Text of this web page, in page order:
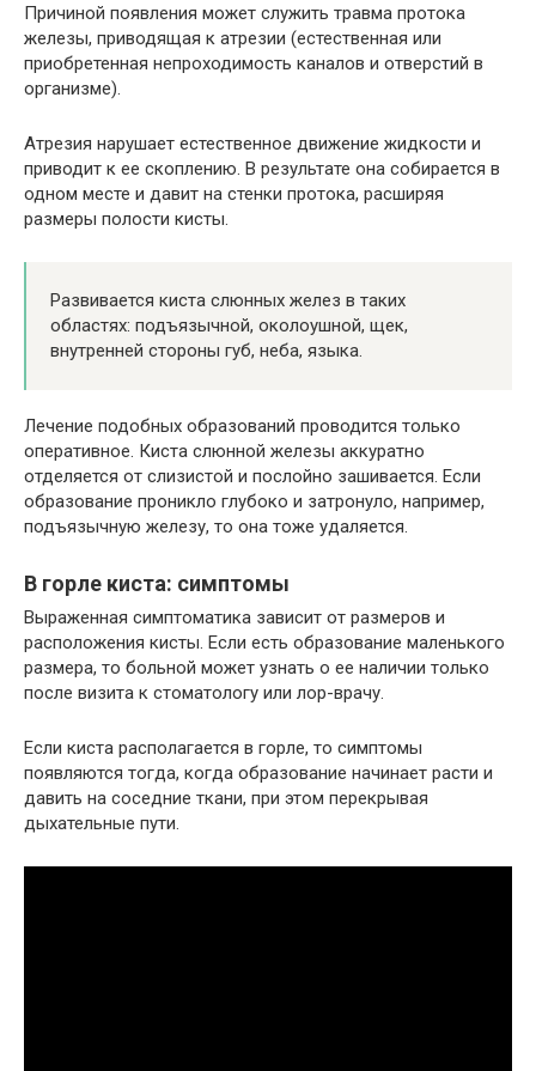
Причиной появления может служить травма протока
железы, приводящая к атрезии (естественная или
приобретенная непроходимость каналов и отверстий в
организме).
Атрезия нарушает естественное движение жидкости и
приводит к ее скоплению. В результате она собирается в
одном месте и давит на стенки протока, расширяя
размеры полости кисты.
Развивается киста слюнных желез в таких
областях: подъязычной, околоушной, щек,
внутренней стороны губ, неба, языка.
Лечение подобных образований проводится только
оперативное. Киста слюнной железы аккуратно
отделяется от слизистой и послойно зашивается. Если
образование проникло глубоко и затронуло, например,
подъязычную железу, то она тоже удаляется.
В горле киста: симптомы
Выраженная симптоматика зависит от размеров и
расположения кисты. Если есть образование маленького
размера, то больной может узнать о ее наличии только
после визита к стоматологу или лор-врачу.
Если киста располагается в горле, то симптомы
появляются тогда, когда образование начинает расти и
давить на соседние ткани, при этом перекрывая
дыхательные пути.